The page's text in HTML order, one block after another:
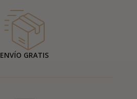
ENVÍO GRATIS